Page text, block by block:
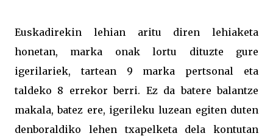
Euskadirekin lehian aritu diren lehiaketa
honetan, marka onak lortu dituzte gure
igerilariek, tartean 9 marka pertsonal eta
taldeko 8 errekor berri. Ez da batere balantze
makala, batez ere, igerileku luzean egiten duten
denboraldiko lehen txapelketa dela kontutan